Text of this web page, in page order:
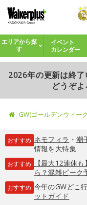
エリアから探
す
イベント
カレンダー
2026年の更新は終
どうぞよ
GW(ゴールデンウィー
おすすめ ネモフィラ ・ 潮
情報を大特集
おすすめ
【最大12連休
ら？混雑ピーク
おすすめ 今年のGWどこ
ットガイド